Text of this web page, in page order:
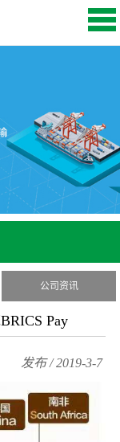
公司资讯
Pay
发布 / 2019-3-7